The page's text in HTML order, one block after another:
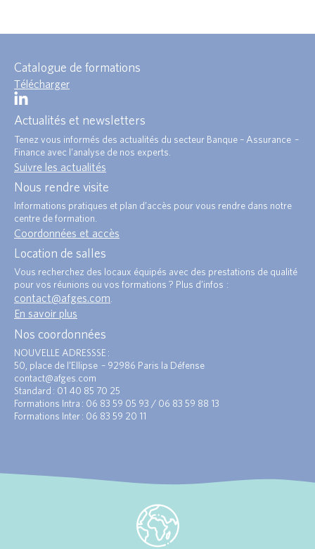
Catalogue de formations
Télécharger
Actualités et newsletters
Tenez vous informés des actualités du secteur Banque – Assurance –
Finance avec l’analyse de nos experts.
Suivre les actualités
Nous rendre visite
Informations pratiques et plan d’accès pour vous rendre dans notre
centre de formation.
Coordonnées et accès
Location de salles
Vous recherchez des locaux équipés avec des prestations de qualité
pour vos réunions ou vos formations ? Plus d’infos :
contact@afges.com.
En savoir plus
Nos coordonnées
NOUVELLE ADRESSSE :
50, place de l’Ellipse – 92986 Paris la Défense
contact@afges.com
Standard : 01 40 85 70 25
Formations Intra : 06 83 59 05 93 / 06 83 59 88 13
Formations Inter : 06 83 59 20 11